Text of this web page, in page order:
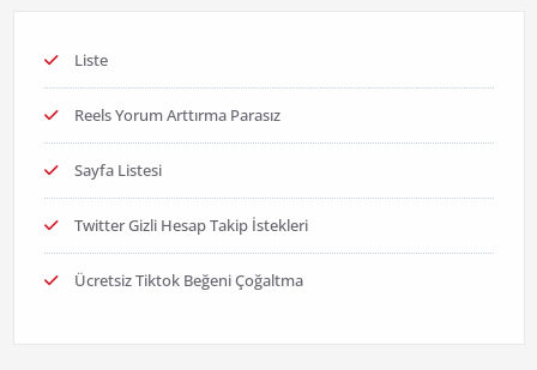
Liste
Reels Yorum Arttırma Parasız
Sayfa Listesi
Twitter Gizli Hesap Takip İstekleri
Ücretsiz Tiktok Beğeni Çoğaltma